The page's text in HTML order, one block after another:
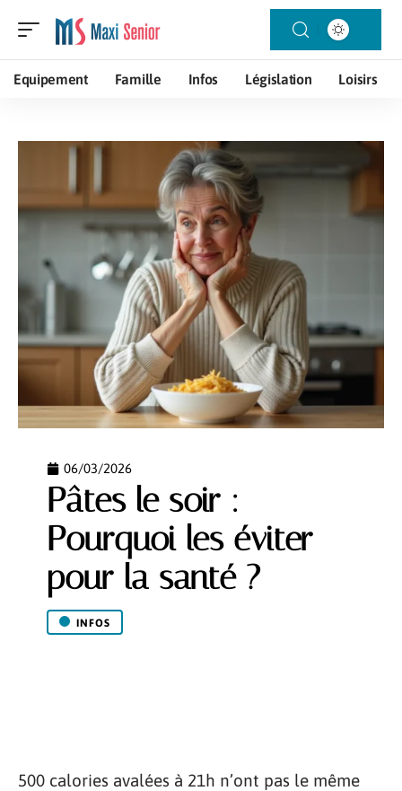
Equipement Famille Infos Législation Loisirs
06/03/2026
Pâtes le soir :
Pourquoi les éviter
pour la santé ?
INFOS
500 calories avalées à 21h n’ont pas le même